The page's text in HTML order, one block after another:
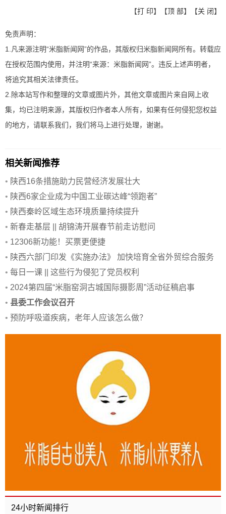
【打 印】【顶 部】【关 闭】
免责声明：
1.凡来源注明“米脂新闻网”的作品，其版权归米脂新闻网所有。转载应
在授权范围内使用，并注明“来源：米脂新闻网”。违反上述声明者，
将追究其相关法律责任。
2.除本站写作和整理的文章或图片外，其他文章或图片来自网上收
集，均已注明来源，其版权归作者本人所有，如果有任何侵犯您权益
的地方，请联系我们，我们将马上进行处理，谢谢。
相关新闻推荐
• 陕西16条措施助力民营经济发展壮大
• 陕西6家企业成为中国工业碳达峰“领跑者”
• 陕西秦岭区域生态环境质量持续提升
• 新春走基层 || 胡锦涛开展春节前走访慰问
• 12306新功能！买票更便捷
• 陕西六部门印发《实施办法》 加快培育全省外贸综合服务
企业
• 每日一课 || 这些行为侵犯了党员权利
• 2024第四届“米脂窑洞古城国际摄影周”活动征稿启事
• 县委工作会议召开
• 预防呼吸道疾病，老年人应该怎么做？
24小时新闻排行